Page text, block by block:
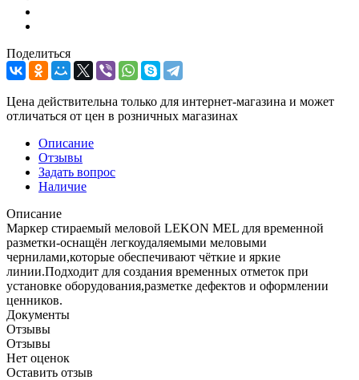
Поделиться
Цена действительна только для интернет-магазина и может
отличаться от цен в розничных магазинах
Описание
Отзывы
Задать вопрос
Наличие
Описание
Маркер стираемый меловой LEKON MEL для временной
разметки-оснащён легкоудаляемыми меловыми
чернилами,которые обеспечивают чёткие и яркие
линии.Подходит для создания временных отметок при
установке оборудования,разметке дефектов и оформлении
ценников.
Документы
Отзывы
Отзывы
Нет оценок
Оставить отзыв